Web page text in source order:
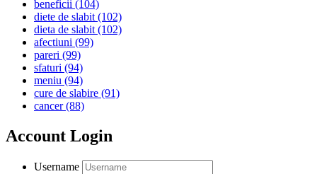
beneficii (104)
diete de slabit(102)
dieta de slabit(102)
afectiuni (99)
pareri (99)
sfaturi (94)
meniu (94)
cure de slabire (91)
cancer(88)
Account Login
Username